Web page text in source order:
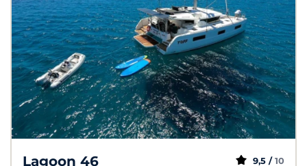
Lagoon 46 9,5 / 10